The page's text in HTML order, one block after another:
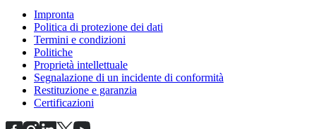
Impronta
Politica di protezione dei dati
Termini e condizioni
Politiche
Proprietà intellettuale
Segnalazione di un incidente di conformità
Restituzione e garanzia
Certificazioni